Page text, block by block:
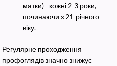
матки) - кожні 2-3 роки,
починаючи з 21-річного
віку.
Регулярне проходження
профоглядів значно знижує